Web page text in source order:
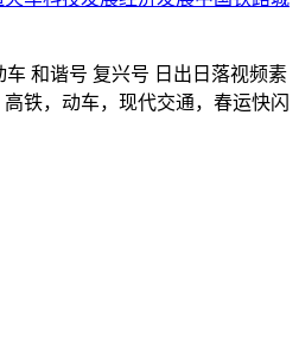
车 和谐号 复兴号 日出日落视频素
铁，动车，现代交通，春运快闪